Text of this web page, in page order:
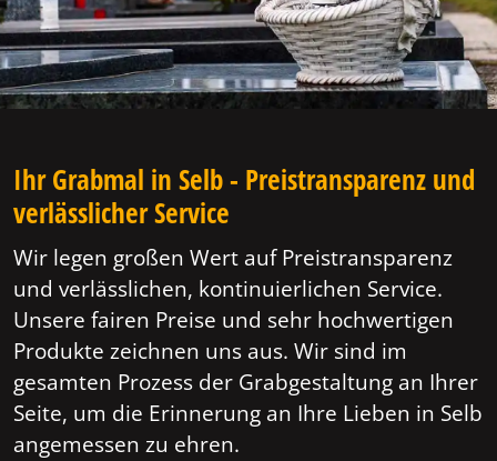
Ihr Grabmal in Selb - Preistransparenz und
verlässlicher Service
Wir legen großen Wert auf Preistransparenz
und verlässlichen, kontinuierlichen Service.
Unsere fairen Preise und sehr hochwertigen
Produkte zeichnen uns aus. Wir sind im
gesamten Prozess der Grabgestaltung an Ihrer
Seite, um die Erinnerung an Ihre Lieben in Selb
angemessen zu ehren.